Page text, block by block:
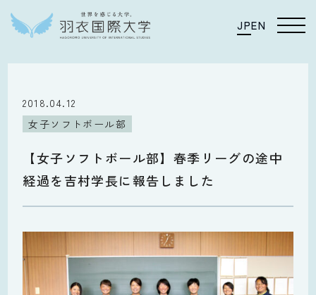
JPEN
2018.04.12
女子ソフトボール部
【女子ソフトボール部】春季リーグの途中
経過を吉村学長に報告しました